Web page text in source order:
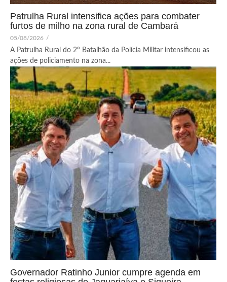
Patrulha Rural intensifica ações para combater
furtos de milho na zona rural de Cambará
05/08/2026 /
A Patrulha Rural do 2º Batalhão da Polícia Militar intensificou as
ações de policiamento na zona...
Governador Ratinho Junior cumpre agenda em